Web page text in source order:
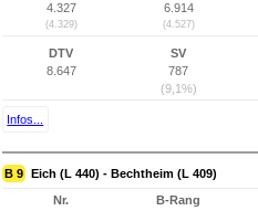
4.327
(4.329)
6.914
(4.527)
DTV
8.647
SV
787
(9,1%)
Infos...
B 9 Eich (L 440) - Bechtheim (L 409)
Nr. B-Rang